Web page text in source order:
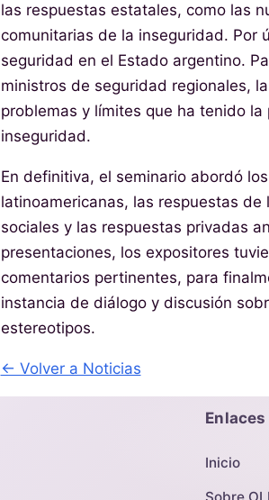
las respuestas estatales, como las
comunitarias de la inseguridad. Por
seguridad en el Estado argentino.
ministros de seguridad regionales,
problemas y límites que ha tenido
inseguridad.
En definitiva, el seminario abordó
latinoamericanas, las respuestas
sociales y las respuestas privadas
presentaciones, los expositores
comentarios pertinentes, para
instancia de diálogo y discusión
estereotipos.
← Volver a Noticias
Enlaces
Inicio